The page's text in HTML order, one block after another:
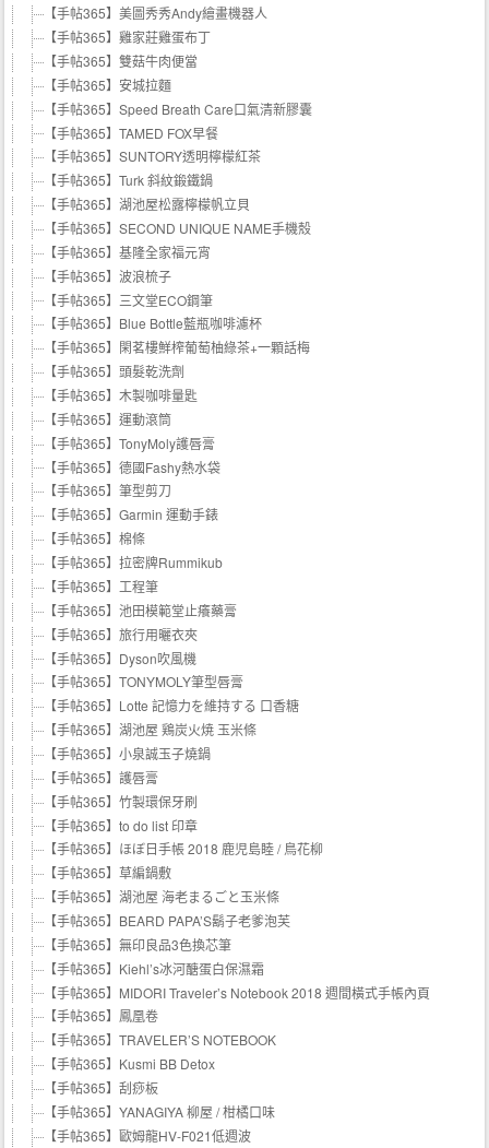
【手帖365】美圖秀秀Andy繪畫機器人
【手帖365】雞家莊雞蛋布丁
【手帖365】雙菇牛肉便當
【手帖365】安城拉麵
【手帖365】Speed Breath Care口氣清新膠囊
【手帖365】TAMED FOX早餐
【手帖365】SUNTORY透明檸檬紅茶
【手帖365】Turk 斜紋鍛鐵鍋
【手帖365】湖池屋松露檸檬帆立貝
【手帖365】SECOND UNIQUE NAME手機殼
【手帖365】基隆全家福元宵
【手帖365】波浪梳子
【手帖365】三文堂ECO鋼筆
【手帖365】Blue Bottle藍瓶咖啡濾杯
【手帖365】閑茗樓鮮榨葡萄柚綠茶+一顆話梅
【手帖365】頭髮乾洗劑
【手帖365】木製咖啡量匙
【手帖365】運動滾筒
【手帖365】TonyMoly護唇膏
【手帖365】德國Fashy熱水袋
【手帖365】筆型剪刀
【手帖365】Garmin 運動手錶
【手帖365】棉條
【手帖365】拉密牌Rummikub
【手帖365】工程筆
【手帖365】池田模範堂止癢藥膏
【手帖365】旅行用曬衣夾
【手帖365】Dyson吹風機
【手帖365】TONYMOLY筆型唇膏
【手帖365】Lotte 記憶力を維持する 口香糖
【手帖365】湖池屋 鶏炭火焼 玉米條
【手帖365】小泉誠玉子燒鍋
【手帖365】護唇膏
【手帖365】竹製環保牙刷
【手帖365】to do list 印章
【手帖365】ほぼ日手帳 2018 鹿児島睦 / 鳥花柳
【手帖365】草編鍋敷
【手帖365】湖池屋 海老まるごと玉米條
【手帖365】BEARD PAPA’S鬍子老爹泡芙
【手帖365】無印良品3色換芯筆
【手帖365】Kiehl’s冰河醣蛋白保濕霜
【手帖365】MIDORI Traveler’s Notebook 2018 週間橫式手帳內頁
【手帖365】鳳凰卷
【手帖365】TRAVELER’S NOTEBOOK
【手帖365】Kusmi BB Detox
【手帖365】刮痧板
【手帖365】YANAGIYA 柳屋 / 柑橘口味
【手帖365】歐姆龍HV-F021低週波